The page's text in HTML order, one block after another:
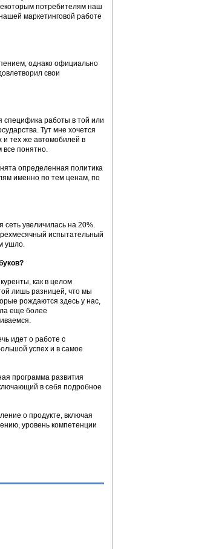
потребителям наш
маркетинговой работе
однако официально
свои
специфика работы в той или
Тут мне хочется
и тех же автомобилей в
все понятно.
определенная политика
именно по тем ценам, по
сеть увеличилась на 20%.
испытательный
ушло.
как в целом
лишь разницей, что мы
рождаются здесь у нас,
еще более
идет о работе с
успех и в самое
программа развития
в себя подробное
о продукте, включая
уровень компетенции